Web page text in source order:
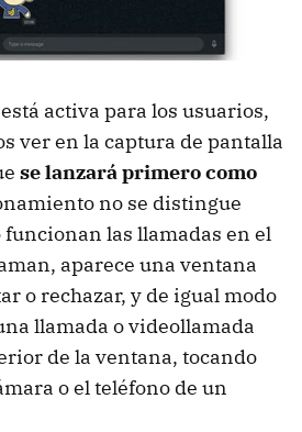
activa para los usuarios,
ver en la captura de pantalla
se lanzará primero como
no se distingue
funcionan las llamadas en el
aparece una ventana
o rechazar, y de igual modo
llamada o videollamada
de la ventana, tocando
o el teléfono de un